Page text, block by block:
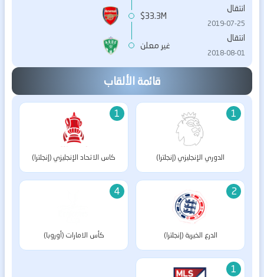
انتقال
2019-07-25
$33.3M
انتقال
2018-08-01
غير معلن
قائمة الألقاب
1
الدوري الإنجليزي (إنجلترا)
1
كاس الاتحاد الإنجليزي (إنجلترا)
2
الدرع الخيرية (إنجلترا)
4
كأس الامارات (أوروبا)
1